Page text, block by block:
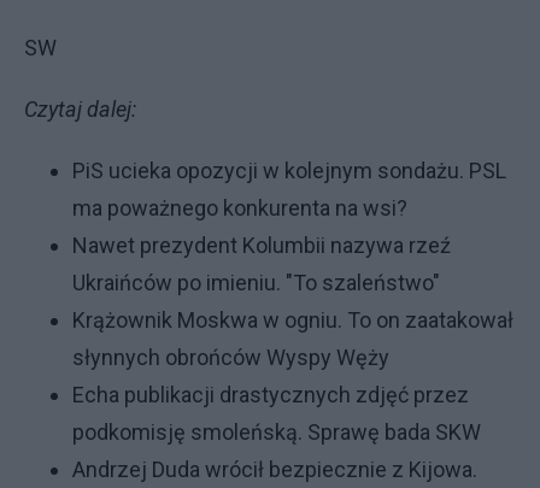
SW
Czytaj dalej:
PiS ucieka opozycji w kolejnym sondażu. PSL
ma poważnego konkurenta na wsi?
Nawet prezydent Kolumbii nazywa rzeź
Ukraińców po imieniu. "To szaleństwo"
Krążownik Moskwa w ogniu. To on zaatakował
słynnych obrońców Wyspy Węży
Echa publikacji drastycznych zdjęć przez
podkomisję smoleńską. Sprawę bada SKW
Andrzej Duda wrócił bezpiecznie z Kijowa.